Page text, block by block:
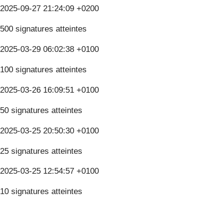
2025-09-27 21:24:09 +0200
500 signatures atteintes
2025-03-29 06:02:38 +0100
100 signatures atteintes
2025-03-26 16:09:51 +0100
50 signatures atteintes
2025-03-25 20:50:30 +0100
25 signatures atteintes
2025-03-25 12:54:57 +0100
10 signatures atteintes